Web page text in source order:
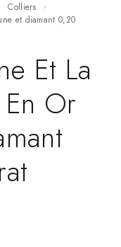
Colliers
Et La
Or